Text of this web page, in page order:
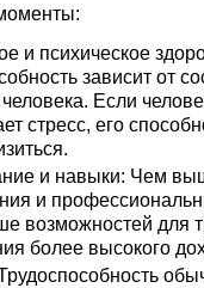
и психическое
зависит от
Если
стресс, его
и навыки: Чем
и
возможностей для
более высокого